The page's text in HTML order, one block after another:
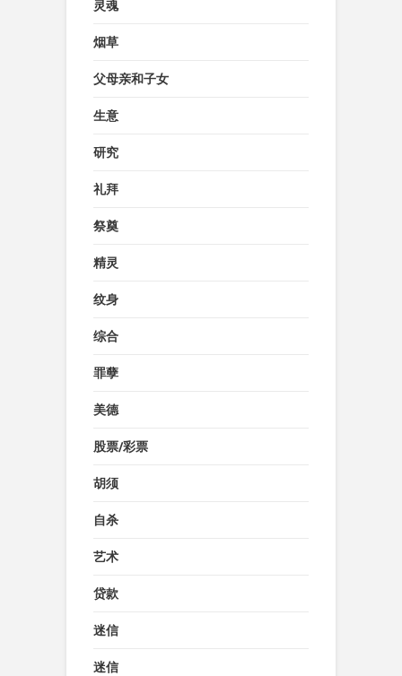
灵魂
烟草
父母亲和子女
生意
研究
礼拜
祭奠
精灵
纹身
综合
罪孽
美德
股票/彩票
胡须
自杀
艺术
贷款
迷信
迷信